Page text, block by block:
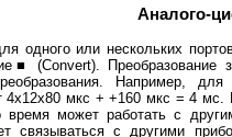
Аналого-
одного или нескольких
(Convert).
Например,
4х12х80 мкс + +160 мкс = 4
может работать с
с другими